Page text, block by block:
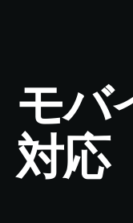
モバ
対応